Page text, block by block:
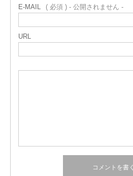
E-MAIL ( 必須 ) - 公開されません -
URL